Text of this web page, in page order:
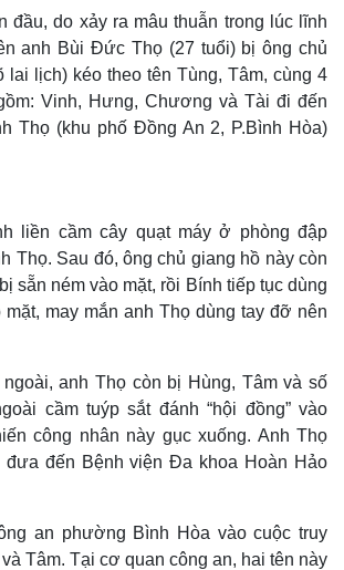
đầu, do xảy ra mâu thuẫn trong lúc lĩnh
anh Bùi Đức Thọ (27 tuổi) bị ông chủ
lai lịch) kéo theo tên Tùng, Tâm, cùng 4
Vinh, Hưng, Chương và Tài đi đến
Thọ (khu phố Đồng An 2, P.Bình Hòa)
liền cầm cây quạt máy ở phòng đập
Thọ. Sau đó, ông chủ giang hồ này còn
sẵn ném vào mặt, rồi Bính tiếp tục dùng
mặt, may mắn anh Thọ dùng tay đỡ nên
anh Thọ còn bị Hùng, Tâm và số
cầm tuýp sắt đánh “hội đồng” vào
công nhân này gục xuống. Anh Thọ
đến Bệnh viện Đa khoa Hoàn Hảo
an phường Bình Hòa vào cuộc truy
Tâm. Tại cơ quan công an, hai tên này